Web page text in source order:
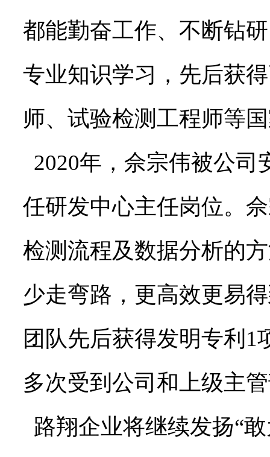
都能勤奋工作、不断钻
专业知识学习，先后获
师、试验检测工程师等
2020年，佘宗伟被公
任研发中心主任岗位。
检测流程及数据分析的
少走弯路，更高效更易
团队先后获得发明专利1
多次受到公司和上级主
路翔企业将继续发扬“